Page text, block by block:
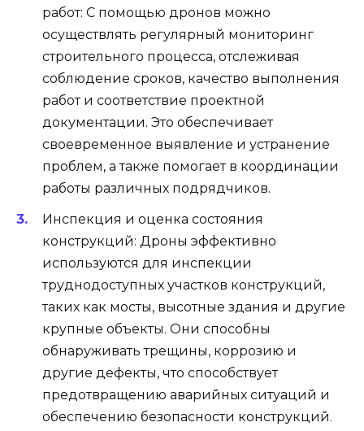
работ: С помощью дронов можно
осуществлять регулярный мониторинг
строительного процесса, отслеживая
соблюдение сроков, качество выполнения
работ и соответствие проектной
документации. Это обеспечивает
своевременное выявление и устранение
проблем, а также помогает в координации
работы различных подрядчиков.
Инспекция и оценка состояния
конструкций: Дроны эффективно
используются для инспекции
труднодоступных участков конструкций,
таких как мосты, высотные здания и другие
крупные объекты. Они способны
обнаруживать трещины, коррозию и
другие дефекты, что способствует
предотвращению аварийных ситуаций и
обеспечению безопасности конструкций.